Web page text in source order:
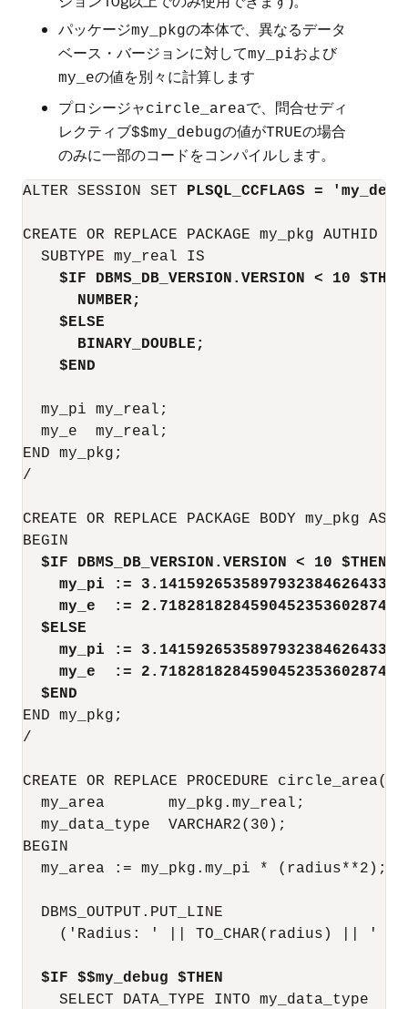
パッケージmy_pkgの本体で、異なるデータ
ベース・バージョンに対してmy_piおよび
my_eの値を別々に計算します
プロシージャcircle_areaで、問合せディ
レクティブ$$my_debugの値がTRUEの場合
のみに一部のコードをコンパイルします。
ALTER SESSION SET PLSQL_CCFLAGS =
CREATE OR REPLACE PACKAGE my_pkg AUTHID
  SUBTYPE my_real IS
$IF DBMS_DB_VERSION.VERSION < 10 $THEN
NUMBER;
$ELSE
BINARY_DOUBLE;
$END
  my_pi my_real;
  my_e  my_real;
END my_pkg;
/
CREATE OR REPLACE PACKAGE BODY my_pkg AS
BEGIN
$IF DBMS_DB_VERSION.VERSION < 10 $THEN
my_pi :=
my_e  :=
$ELSE
my_pi :=
my_e  :=
$END
END my_pkg;
/
CREATE OR REPLACE PROCEDURE
  my_area       my_pkg.my_real;
  my_data_type  VARCHAR2(30);
BEGIN
  my_area := my_pkg.my_pi * (radius**2);
  DBMS_OUTPUT.PUT_LINE
('Radius: ' || TO_CHAR(radius) || '
$IF $$my_debug $THEN
    SELECT DATA_TYPE INTO my_data_type